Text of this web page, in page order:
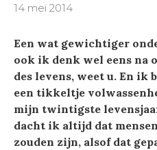
14 mei 2014
Een wat gewichtiger
ook ik denk wel eens na
des levens, weet u. En ik
een tikkeltje
mijn twintigste
dacht ik altijd dat
zouden zijn, alsof dat